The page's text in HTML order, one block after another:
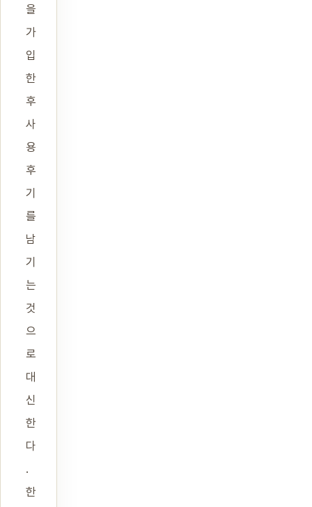
을
가
입
한
후
사
용
후
기
를
남
기
는
것
으
로
대
신
한
다
.
한